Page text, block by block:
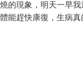
燒的現象，明天一早
體能趕快康復，生病真